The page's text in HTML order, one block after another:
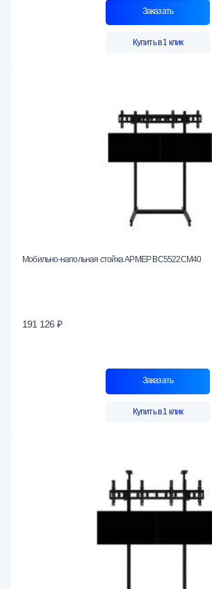
Заказать
Купить в 1 клик
Мобильно-напольная стойка АРМЕР ВС5522СМ40
191 126 ₽
Заказать
Купить в 1 клик